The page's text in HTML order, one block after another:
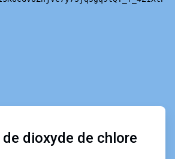
de dioxyde de chlore